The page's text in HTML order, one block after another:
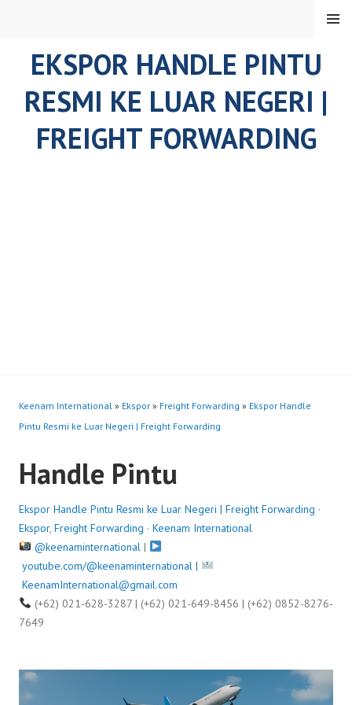
EKSPOR HANDLE PINTU
RESMI KE LUAR NEGERI |
FREIGHT FORWARDING
MENU
Keenam International » Ekspor » Freight Forwarding » Ekspor Handle
Pintu Resmi ke Luar Negeri | Freight Forwarding
Handle Pintu
Ekspor Handle Pintu Resmi ke Luar Negeri | Freight Forwarding ·
Ekspor, Freight Forwarding · Keenam International
@keenaminternational|
youtube.com/@keenaminternational |
KeenamInternational@gmail.com
(+62) 021-628-3287 | (+62) 021-649-8456 | (+62) 0852-8276-
7649